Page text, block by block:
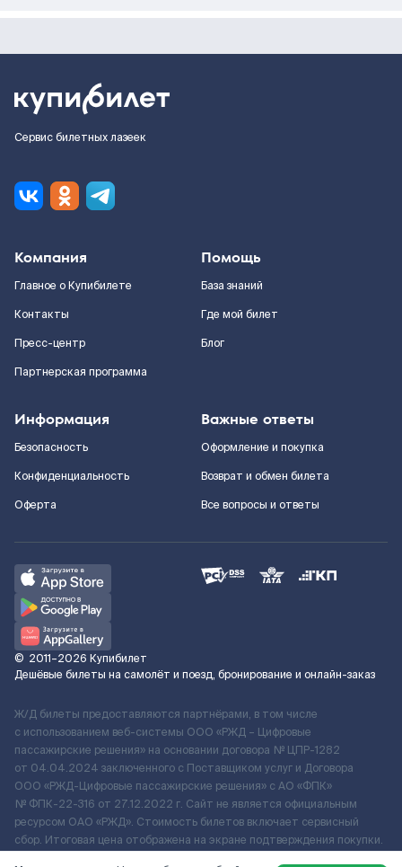
Сервис билетных лазеек
Компания
Главное о Купибилете
Контакты
Пресс-центр
Партнерская программа
Помощь
База знаний
Где мой билет
Блог
Информация
Безопасность
Конфиденциальность
Оферта
Важные ответы
Оформление и покупка
Возврат и обмен билета
Все вопросы и ответы
© 2011–2026 Купибилет
Дешёвые билеты на самолёт и поезд, бронирование и онлайн-заказ
Ж/Д билеты предоставляются партнёрами, в том числе
с использованием веб-системы ООО «РЖД – Цифровые
пассажирские решения» на основании договора № ЦПР-1282
от 04.04.2024 заключенного с Поставщиком услуг и Договора
ООО «РЖД-Цифровые пассажирские решения» c АО «ФПК»
№ ФПК-22-316 от 27.12.2022 г. Сайт не является официальным
ресурсом ОАО «РЖД». Стоимость билетов включает сервисный
сбор. Итоговая цена отображена на экране подтверждения покупки.